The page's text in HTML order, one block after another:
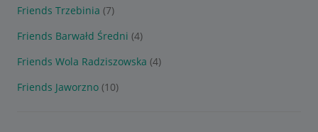
Friends Trzebinia (7)
Friends Barwałd Średni (4)
Friends Wola Radziszowska (4)
Friends Jaworzno (10)